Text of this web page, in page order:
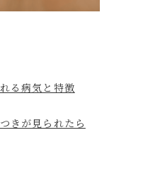
る病気と特徴
きが見られたら